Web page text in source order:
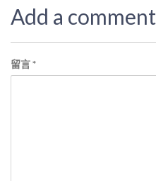
Add a comment
留言*